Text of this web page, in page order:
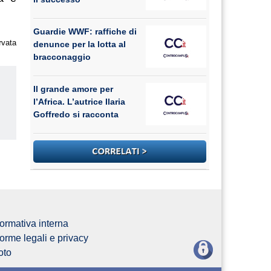
Guardie WWF: raffiche di
denunce per la lotta al
bracconaggio
Il grande amore per
l’Africa. L’autrice Ilaria
Goffredo si racconta
interna
legali e privacy